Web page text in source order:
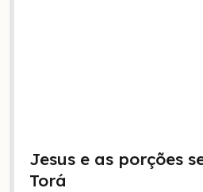
Jesus e as porções
Torá